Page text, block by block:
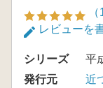
レビューを
シリーズ
平
発行元
近